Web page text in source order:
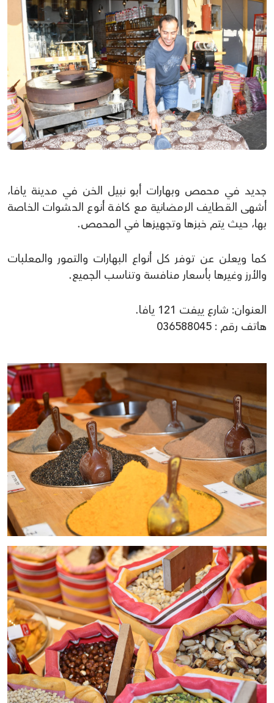
جديد في محمص وبهارات أبو نبيل الخن في مدينة يافا،
أشهى القطايف الرمضانية مع كافة أنوع الحشوات الخاصة
بها، حيث يتم خبزها وتجهيزها في المحمص.
كما ويعلن عن توفر كل أنواع البهارات والتمور والمعلبات
والأرز وغيرها بأسعار منافسة وتناسب الجميع.
العنوان: شارع ييفت 121 يافا.
هاتف رقم : 036588045